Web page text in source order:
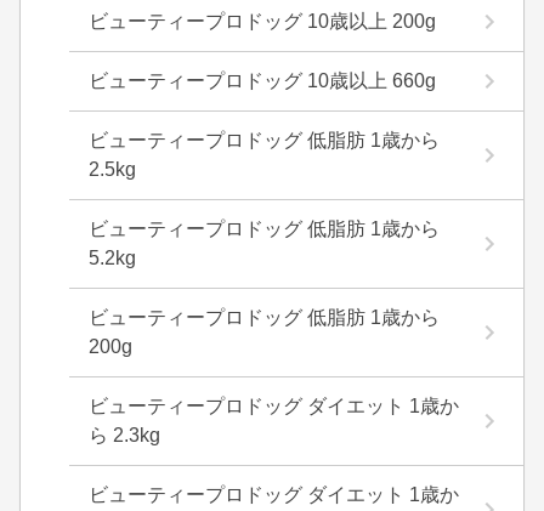
ビューティープロドッグ 10歳以上 200g
ビューティープロドッグ 10歳以上 660g
ビューティープロドッグ 低脂肪 1歳から
2.5kg
ビューティープロドッグ 低脂肪 1歳から
5.2kg
ビューティープロドッグ 低脂肪 1歳から
200g
ビューティープロドッグ ダイエット 1歳か
ら 2.3kg
ビューティープロドッグ ダイエット 1歳か